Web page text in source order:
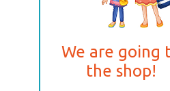
We are going
the shop!